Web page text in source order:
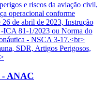
e riscos da aviação civil,
operacional conforme
de abril de 2023, Instrução
ICA 81-1/2023 ou Norma do
- NSCA 3-17.<br>
SDR, Artigos Perigosos,
- ANAC